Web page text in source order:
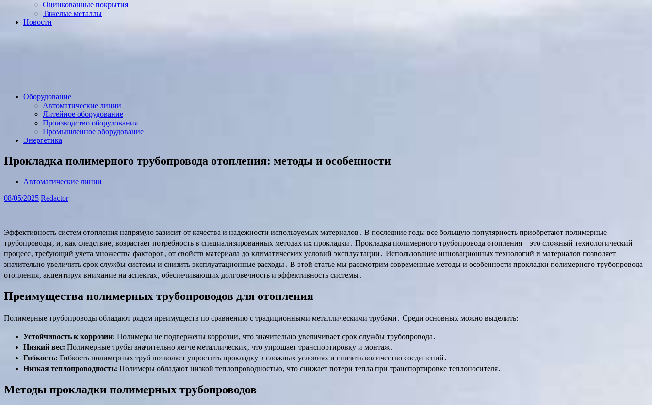
Оцинкованные покрытия
Тяжелые металлы
Новости
Оборудование
Автоматические линии
Литейное оборудование
Производство оборудования
Промышленное оборудование
Энергетика
Прокладка полимерного трубопровода отопления: методы и особенности
Автоматические линии
08/05/2025 Redactor
Эффективность систем отопления напрямую зависит от качества и надежности используемых материалов․ В последние годы все большую популярность приобретают полимерные
трубопроводы‚ и‚ как следствие‚ возрастает потребность в специализированных методах их прокладки․ Прокладка полимерного трубопровода отопления – это сложный технологический
процесс‚ требующий учета множества факторов‚ от свойств материала до климатических условий эксплуатации․ Использование инновационных технологий и материалов позволяет
значительно увеличить срок службы системы и снизить эксплуатационные расходы․ В этой статье мы рассмотрим современные методы и особенности прокладки полимерного трубопровода
отопления‚ акцентируя внимание на аспектах‚ обеспечивающих долговечность и эффективность системы․
Преимущества полимерных трубопроводов для отопления
Полимерные трубопроводы обладают рядом преимуществ по сравнению с традиционными металлическими трубами․ Среди основных можно выделить:
Устойчивость к коррозии: Полимеры не подвержены коррозии‚ что значительно увеличивает срок службы трубопровода․
Низкий вес: Полимерные трубы значительно легче металлических‚ что упрощает транспортировку и монтаж․
Гибкость: Гибкость полимерных труб позволяет упростить прокладку в сложных условиях и снизить количество соединений․
Низкая теплопроводность: Полимеры обладают низкой теплопроводностью‚ что снижает потери тепла при транспортировке теплоносителя․
Методы прокладки полимерных трубопроводов